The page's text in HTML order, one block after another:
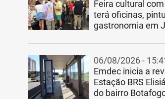
Feira cultural
terá oficinas,
gastronomia em
06/08/2026 -
Emdec inicia a
Estação BRS
do bairro